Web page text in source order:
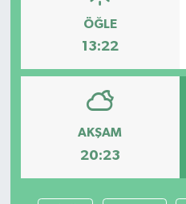
ÖĞLE
13:22
AKŞAM
20:23
Yerel Yönetimler
Yurttan